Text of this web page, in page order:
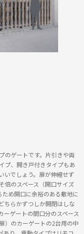
のゲートです。片引きや両
プ、開き戸付きタイプもあ
いでしょう。扉が伸縮せず
倍のスペース（開口サイズ
め開口に余裕のある敷地に
ちらかずつしか開閉はしな
ーゲートの間口分のスペース
）のカーゲートの2台用の中